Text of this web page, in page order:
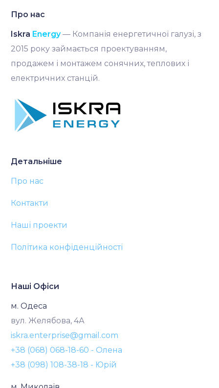
Про нас
Iskra Energy— Компанія енергетичної галузі, з
2015 року займається проектуванням,
продажем і монтажем сонячних, теплових і
електричних станцій.
Детальніше
Про нас
Контакти
Наші проекти
Політика конфіденційності
Наші Офіси
м. Одеса
вул. Желябова, 4А
iskra.enterprise@gmail.com
+38 (068) 068-18-60 - Олена
+38 (098) 108-38-18 - Юрій